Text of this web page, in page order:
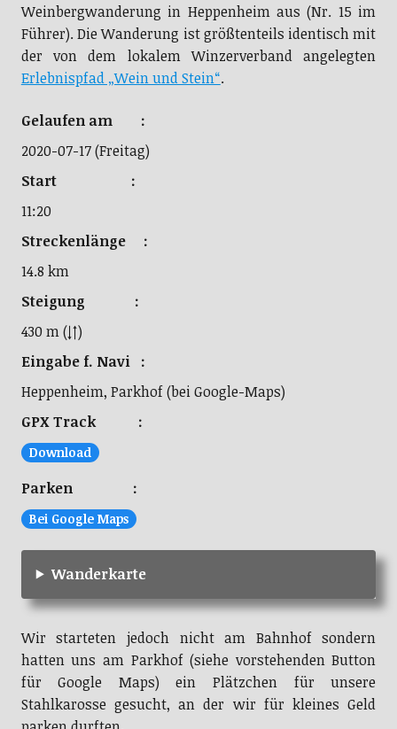
Weinbergwanderung in Heppenheim aus (Nr. 15 im
Führer). Die Wanderung ist größtenteils identisch mit
der von dem lokalem Winzerverband angelegten
Erlebnispfad „Wein und Stein“.
Gelaufen am :
2020-07-17 (Freitag)
Start :
11:20
Streckenlänge :
14.8 km
Steigung :
430 m (↓↑)
Eingabe f. Navi :
Heppenheim, Parkhof (bei Google-Maps)
GPX Track :
Download
Parken :
Bei Google Maps
Wanderkarte
Wir starteten jedoch nicht am Bahnhof sondern
hatten uns am Parkhof (siehe vorstehenden Button
für Google Maps) ein Plätzchen für unsere
Stahlkarosse gesucht, an der wir für kleines Geld